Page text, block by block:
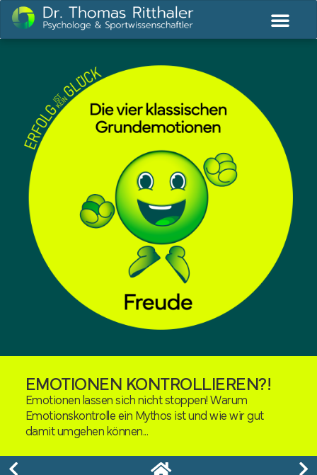
EMOTIONEN KONTROLLIEREN?!
Emotionen lassen sich nicht stoppen! Warum
Emotionskontrolle ein Mythos ist und wie wir gut
damit umgehen können...